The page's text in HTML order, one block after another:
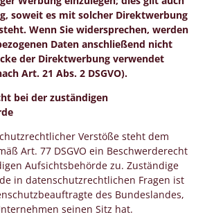
soweit es mit solcher Direktwerbung
Wenn Sie widersprechen, werden
Daten anschließend nicht
der Direktwerbung verwendet
Art. 21 Abs. 2 DSGVO).
bei der zuständigen
Verstöße steht dem
Art. 77 DSGVO ein Beschwerderecht
Aufsichtsbehörde zu. Zuständige
in datenschutzrechtlichen Fragen ist
des Bundeslandes,
seinen Sitz hat.